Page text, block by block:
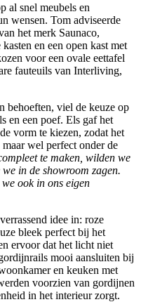
al snel meubels en
wensen. Tom adviseerde
het merk Saunaco,
en een open kast met
voor een ovale eettafel
fauteuils van Interliving,
behoeften, viel de keuze op
en een poef. Els gaf het
vorm te kiezen, zodat het
wel perfect onder de
te maken, wilden we
in de showroom zagen.
ook in ons eigen
idee in: roze
bleek perfect bij het
ervoor dat het licht niet
mooi aansluiten bij
en keuken met
voorzien van gordijnen
in het interieur zorgt.